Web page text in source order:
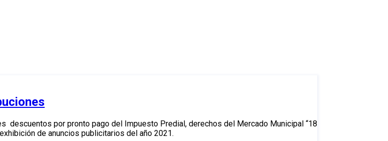
descuentos por pronto pago del Impuesto Predial, derechos del Mercado Municipal “18
de anuncios publicitarios del año 2021.